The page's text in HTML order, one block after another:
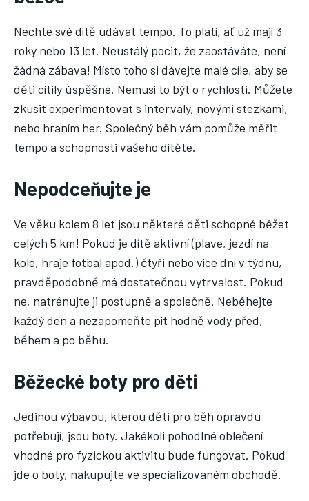
Nechte své dítě udávat tempo. To platí, ať už mají 3
roky nebo 13 let. Neustálý pocit, že zaostáváte, není
žádná zábava! Místo toho si dávejte malé cíle, aby se
děti cítily úspěšné. Nemusí to být o rychlosti. Můžete
zkusit experimentovat s intervaly, novými stezkami,
nebo hraním her. Společný běh vám pomůže měřit
tempo a schopnosti vašeho dítěte.
Nepodceňujte je
Ve věku kolem 8 let jsou některé děti schopné běžet
celých 5 km! Pokud je dítě aktivní (plave, jezdí na
kole, hraje fotbal apod.) čtyři nebo více dní v týdnu,
pravděpodobně má dostatečnou vytrvalost. Pokud
ne, natrénujte ji postupně a společně. Neběhejte
každý den a nezapomeňte pít hodně vody před,
během a po běhu.
Běžecké boty pro děti
Jedinou výbavou, kterou děti pro běh opravdu
potřebují, jsou boty. Jakékoli pohodlné oblečení
vhodné pro fyzickou aktivitu bude fungovat. Pokud
jde o boty, nakupujte ve specializovaném obchodě.